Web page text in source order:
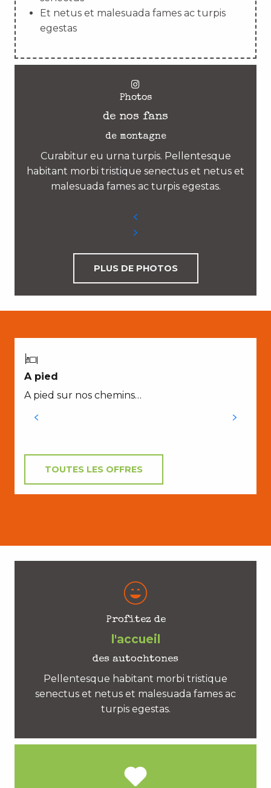
Et netus et malesuada fames ac turpis
egestas
Photos
de nos fans
de montagne
Curabitur eu urna turpis. Pellentesque
habitant morbi tristique senectus et netus et
malesuada fames ac turpis egestas.
PLUS DE PHOTOS
A pied
A pied sur nos chemins…
TOUTES LES OFFRES
Profitez de
l'accueil
des autochtones
Pellentesque habitant morbi tristique
senectus et netus et malesuada fames ac
turpis egestas.